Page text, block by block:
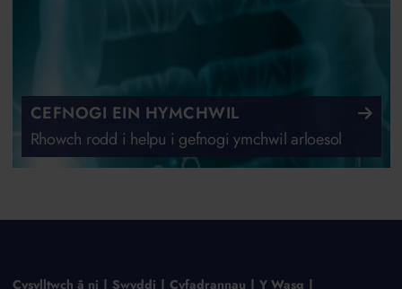
CEFNOGI EIN HYMCHWIL
Rhowch rodd i helpu i gefnogi ymchwil arloesol
Cysylltwch â ni Swyddi Cyfadrannau Y Wasg